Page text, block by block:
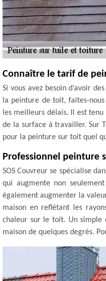
Connaître le tarif de
Si vous avez besoin d’avoir
la peinture de toit, faites-
les meilleurs délais. Il est
de la surface à travailler. Sur
pour la peinture sur toit quel
Professionnel peinture
SOS Couvreur se spécialise
qui augmente non
également augmenter la
maison en reflétant les
chaleur sur le toit. Un simple
maison de quelques degrés.